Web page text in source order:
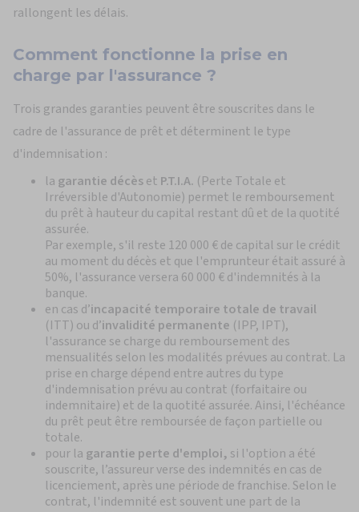
rallongent les délais.
Comment fonctionne la prise en
charge par l'assurance ?
Trois grandes garanties peuvent être souscrites dans le
cadre de l'assurance de prêt et déterminent le type
d'indemnisation :
la garantie décèset P.T.I.A. (Perte Totale et
Irréversible d'Autonomie) permet le remboursement
du prêt à hauteur du capital restant dû et de la quotité
assurée.
Par exemple, s'il reste 120 000 € de capital sur le crédit
au moment du décès et que l'emprunteur était assuré à
50%, l'assurance versera 60 000 € d'indemnités à la
banque.
en cas d’incapacité temporaire totale de travail
(ITT) ou d’invalidité permanente (IPP, IPT),
l'assurance se charge du remboursement des
mensualités selon les modalités prévues au contrat. La
prise en charge dépend entre autres du type
d'indemnisation prévu au contrat (forfaitaire ou
indemnitaire) et de la quotité assurée. Ainsi, l'échéance
du prêt peut être remboursée de façon partielle ou
totale.
pour la garantie perte d'emploi, si l'option a été
souscrite, l’assureur verse des indemnités en cas de
licenciement, après une période de franchise. Selon le
contrat, l'indemnité est souvent une part de la